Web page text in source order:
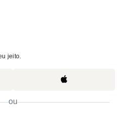
jeito.
ou